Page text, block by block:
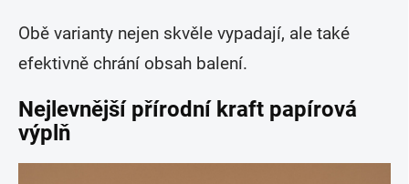
Obě varianty nejen skvěle vypadají, ale také
efektivně chrání obsah balení.
Nejlevnější přírodní kraft papírová
výplň